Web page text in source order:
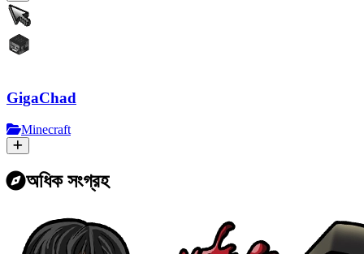
GigaChad
Minecraft
অধিক সংগ্রহ